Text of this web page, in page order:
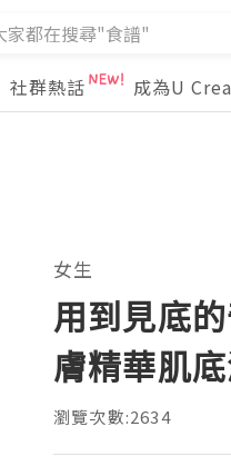
社群熱話 成為U
女生
用到見底
膚精華肌
瀏覽次數:2634